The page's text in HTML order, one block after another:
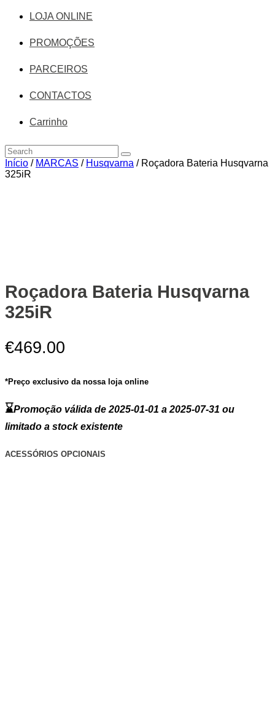
LOJA ONLINE
PROMOÇÕES
PARCEIROS
CONTACTOS
Carrinho
Início / MARCAS / Husqvarna / Roçadora Bateria Husqvarna
325iR
Roçadora Bateria Husqvarna
325iR
€469.00
*Preço exclusivo da nossa loja online
⌛Promoção válida de 2025-01-01 a 2025-07-31 ou
limitado a stock existente
ACESSÓRIOS OPCIONAIS